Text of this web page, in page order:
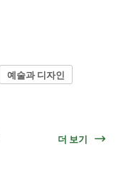
예술과 디자인
더 보기